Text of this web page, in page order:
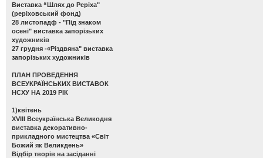
Виставка “Шлях до Реріха"
(реріховський фонд)
28 листопадф - "Під знаком
осені" виставка запорізьких
художників
27 грудня -«Різдвяна" виставка
запорізьких художників
ПЛАН ПРОВЕДЕННЯ
ВСЕУКРАЇНСЬКИХ ВИСТАВОК
НСХУ НА 2019 РІК
1)квітень
ХVІІІ Всеукраїнська Великодня
виставка декоративно-
прикладного мистецтва «Світ
Божий як Великдень»
Відбір творів на засіданні